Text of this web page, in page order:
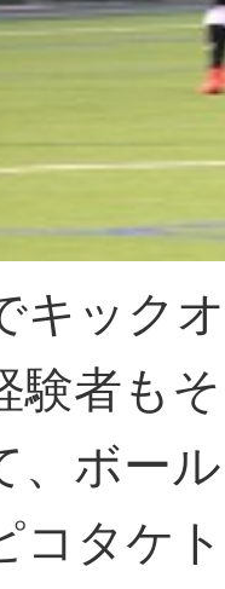
キック
験者も
、ボー
コタケ